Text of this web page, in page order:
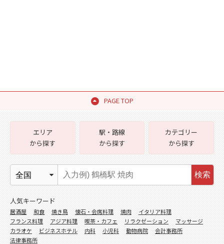
PAGE TOP
エリア
から探す
駅・路線
から探す
カテゴリー
から探す
検索
人気キーワード
居酒屋 和食 焼き鳥 懐石・会席料理 焼肉
イタリア料理
フランス料理
アジア料理 喫茶・カフェ リラクゼーション
マッサージ
カラオケ
ビジネスホテル 内科 小児科 動物病院
会計事務所
法律事務所